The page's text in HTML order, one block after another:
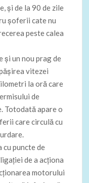
şi de la 90 de zile
şoferii cate nu
peste calea
şi un nou prag de
vitezei
la oră care
de
Totodată apare o
care circulă cu
cu puncte de
de a acţiona
motorului